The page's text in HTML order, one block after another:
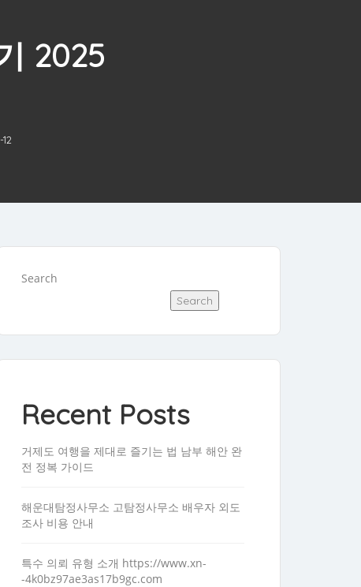
2025
Search
Search
Recent Posts
거제도 여행을 제대로 즐기는 법 남부 해안 완
전 정복 가이드
해운대탐정사무소 고탐정사무소 배우자 외도
조사 비용 안내
특수 의뢰 유형 소개 https://www.xn-
-4k0bz97ae3as17b9gc.com